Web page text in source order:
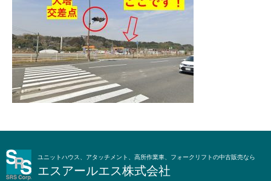
ユニットハウス、アタッチメント、高所作業車、フォークリフトの中古販売なら
エスアールエス株式会社